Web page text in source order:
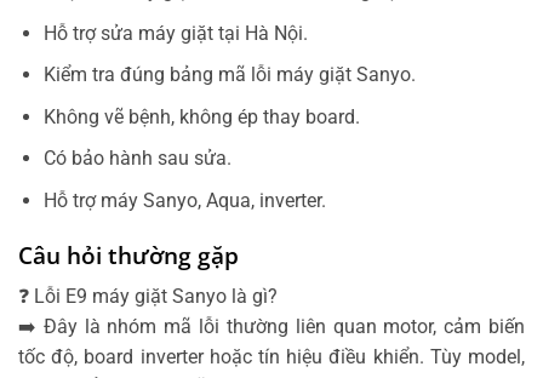
Hỗ trợ sửa máy giặt tại Hà Nội.
Kiểm tra đúng bảng mã lỗi máy giặt Sanyo.
Không vẽ bệnh, không ép thay board.
Có bảo hành sau sửa.
Hỗ trợ máy Sanyo, Aqua, inverter.
Câu hỏi thường gặp
❓ Lỗi E9 máy giặt Sanyo là gì?
➡️ Đây là nhóm mã lỗi thường liên quan motor, cảm biến
tốc độ, board inverter hoặc tín hiệu điều khiển. Tùy model,